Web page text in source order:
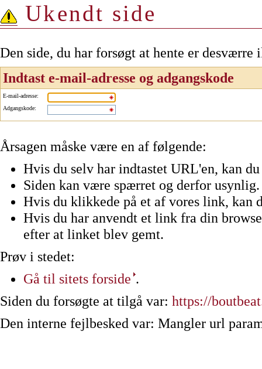
Ukendt side
Den side, du har forsøgt at hente er
Indtast e-mail-adresse og adgangskode
E-mail-adresse:
Adgangskode:
Årsagen måske være en af følgende:
Hvis du selv har indtastet URL'en, kan
Siden kan være spærret og derfor usynlig.
Hvis du klikkede på et af vores link, kan
Hvis du har anvendt et link fra din
efter at linket blev gemt.
Prøv i stedet:
Gå til sitets forside .
Siden du forsøgte at tilgå var: https://
Den interne fejlbesked var: Mangler url